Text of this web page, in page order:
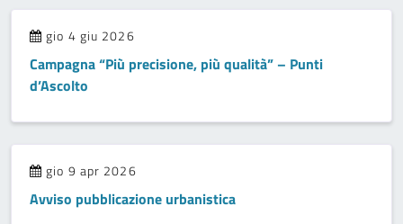
gio 4 giu 2026
Campagna “Più precisione, più qualità” – Punti
d’Ascolto
gio 9 apr 2026
Avviso pubblicazione urbanistica